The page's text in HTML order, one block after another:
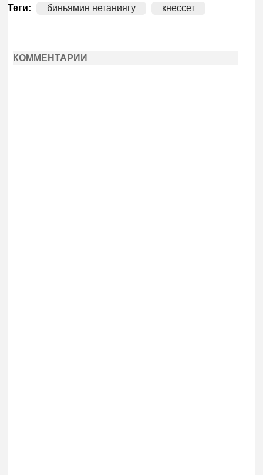
Теги: биньямин нетаниягу кнессет
КОММЕНТАРИИ